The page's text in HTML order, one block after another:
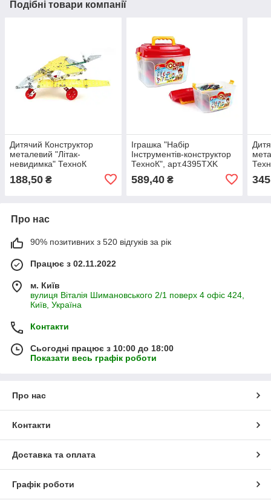
Подібні товари компанії
Дитячий Конструктор
металевий "Літак-
невидимка" ТехноК
188,50 ₴
Іграшка "Набір
Інструментів-конструктор
ТехноК", арт.4395TXK
589,40₴
Про нас
90% позитивних з 520 відгуків за рік
Працює з 02.11.2022
м. Київ
вулиця Віталія Шимановського 2/1 поверх 4 офіс 424,
Київ, Україна
Контакти
Сьогодні працює з 10:00 до 18:00
Показати весь графік роботи
Про нас
Контакти
Доставка та оплата
Графік роботи